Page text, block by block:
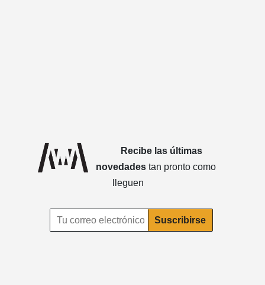
Recibe las últimas
novedades tan pronto como
lleguen